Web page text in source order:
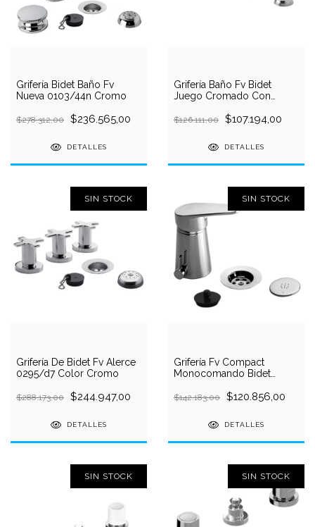
Grifería Bidet Baño Fv
Nueva 0103/44n Cromo
$278.312,00 $236.565,00
DETALLES
Grifería Baño Fv Bidet
Juego Cromado Con
$126.111,00 $107.194,00
DETALLES
SIN STOCK
Grifería De Bidet Fv Alerce
0295/d7 Color Cromo
$288.173,00 $244.947,00
DETALLES
SIN STOCK
Grifería Fv Compact
Monocomando Bidet
$142.183,00 $120.856,00
DETALLES
SIN STOCK SIN STOCK